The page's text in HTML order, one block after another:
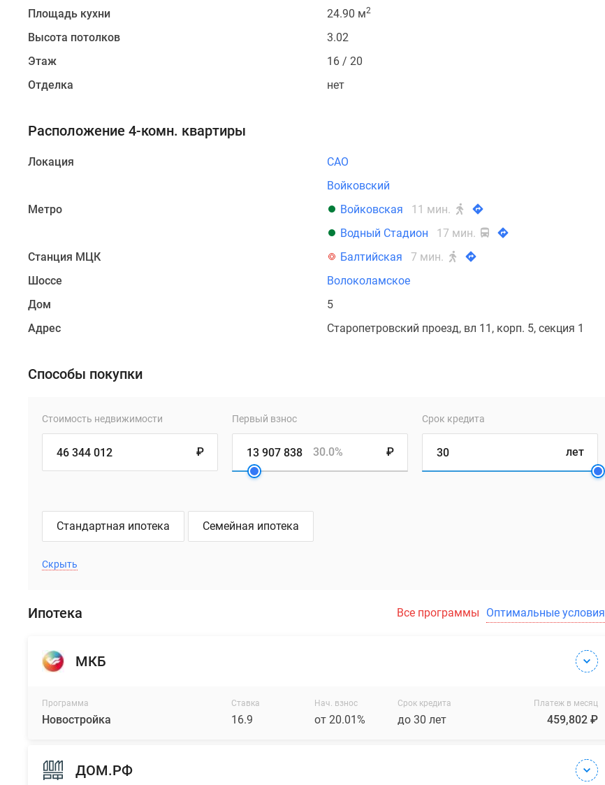
Площадь кухни 24.90 м2
Высота потолков
3.02
Этаж
16 / 20
Отделка
нет
Расположение 4-комн. квартиры
Локация
САО
Войковский
Метро
Войковская
11 мин.
Водный Стадион
17 мин.
Станция МЦК
Балтийская
7 мин.
Шоссе
Волоколамское
Дом
5
Адрес
Старопетровский проезд, вл 11, корп. 5, секция 1
Способы покупки
Стоимость недвижимости
₽
Первый взнос
₽
30.0%
Срок кредита
лет
Стандартная ипотека Семейная ипотека
Скрыть
Ипотека Все программы Оптимальные условия
МКБ
Программа
Новостройка
Ставка
16.9
Нач. взнос
от 20.01%
Срок кредита
до 30 лет
Платеж в месяц
459,802 ₽
ДОМ.РФ